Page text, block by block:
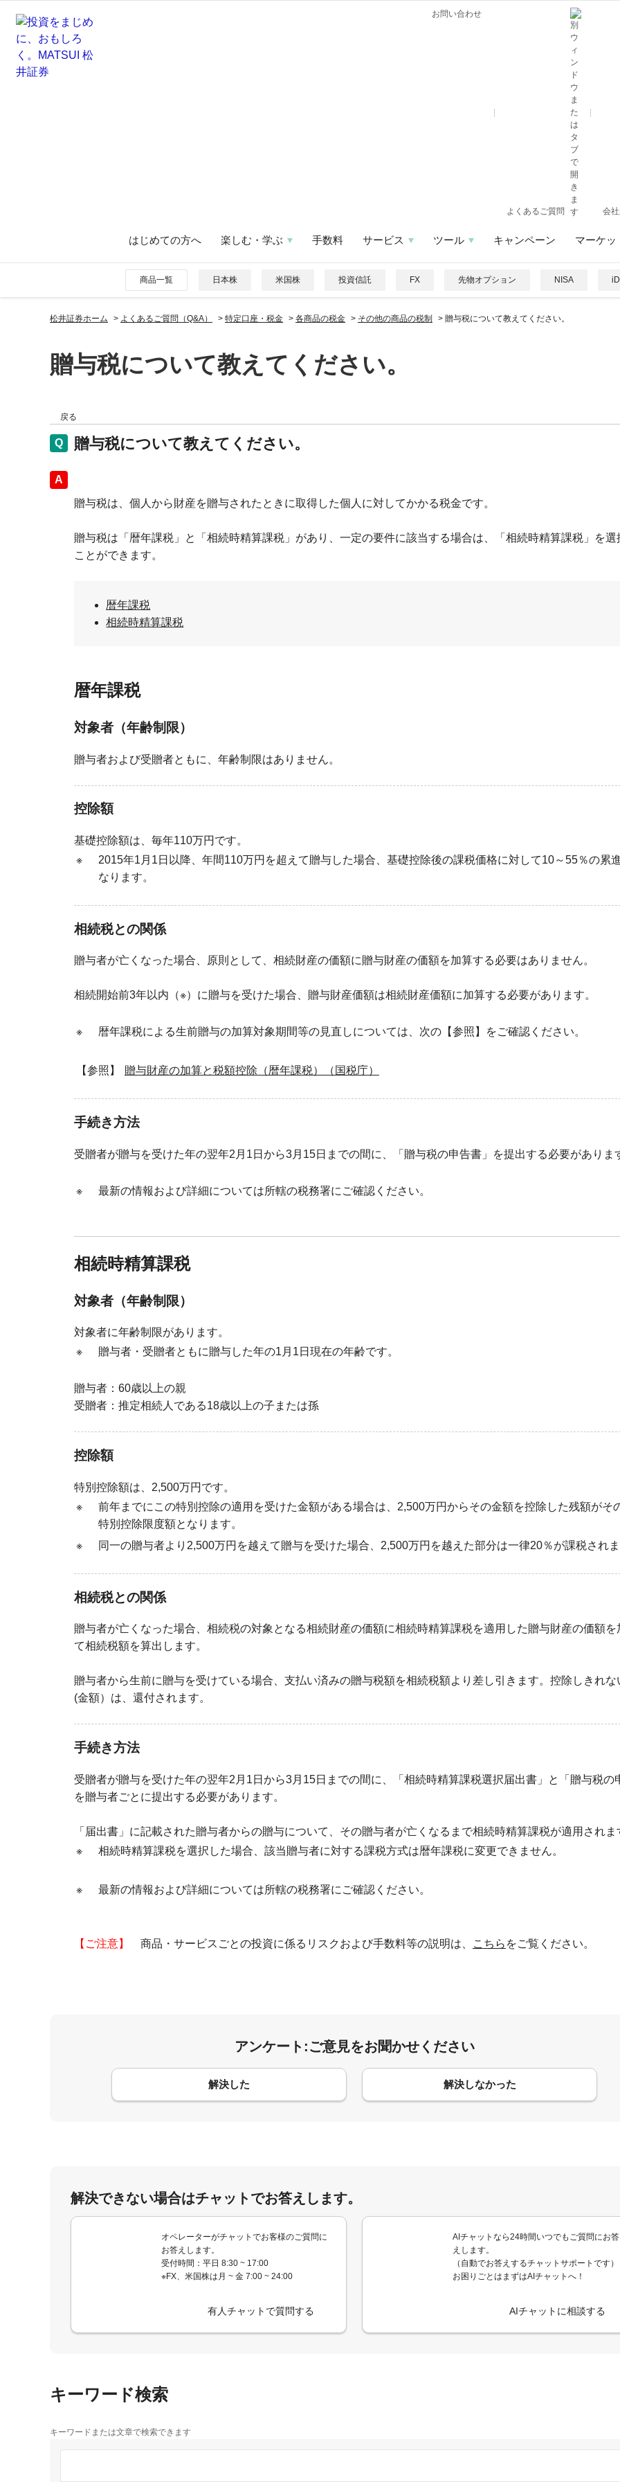
お問い合わせ
よくあるご質問 会
はじめての方へ 楽しむ・学ぶ 手数料 サービス ツール キャンペーン マーケッ
商品一覧 日本株 米国株 投資信託 FX 先物オプション NISA
松井証券ホーム > よくあるご質問（Q&A） > 特定口座・税金 > 各商品の税金 > その他の商品の税制 > 贈与税について教えてください。
贈与税について教えてください。
戻る
贈与税について教えてください。
回答
贈与税は、個人から財産を贈与されたときに取得した個人に対してかかる税金です。
贈与税は「暦年課税」と「相続時精算課税」があり、一定の要件に該当する場合は、「相続時精算課税」を選
ことができます。
暦年課税
相続時精算課税
暦年課税
対象者（年齢制限）
贈与者および受贈者ともに、年齢制限はありません。
控除額
基礎控除額は、毎年110万円です。
※
2015年1月1日以降、年間110万円を超えて贈与した場合、基礎控除後の課税価格に対して10～55％の累
なります。
相続税との関係
贈与者が亡くなった場合、原則として、相続財産の価額に贈与財産の価額を加算する必要はありません。
相続開始前3年以内（※）に贈与を受けた場合、贈与財産価額は相続財産価額に加算する必要があります。
※ 暦年課税による生前贈与の加算対象期間等の見直しについては、次の【参照】をご確認ください。
【参照】 贈与財産の加算と税額控除（暦年課税）（国税庁）
手続き方法
受贈者が贈与を受けた年の翌年2月1日から3月15日までの間に、「贈与税の申告書」を提出する必要がありま
※ 最新の情報および詳細については所轄の税務署にご確認ください。
相続時精算課税
対象者（年齢制限）
対象者に年齢制限があります。
※
贈与者・受贈者ともに贈与した年の1月1日現在の年齢です。
贈与者：60歳以上の親
受贈者：推定相続人である18歳以上の子または孫
控除額
特別控除額は、2,500万円です。
※
前年までにこの特別控除の適用を受けた金額がある場合は、2,500万円からその金額を控除した残額がそ
特別控除限度額となります。
※
同一の贈与者より2,500万円を越えて贈与を受けた場合、2,500万円を越えた部分は一律20％が課税され
相続税との関係
贈与者が亡くなった場合、相続税の対象となる相続財産の価額に相続時精算課税を適用した贈与財産の価額を
て相続税額を算出します。
贈与者から生前に贈与を受けている場合、支払い済みの贈与税額を相続税額より差し引きます。控除しきれな
(金額）は、還付されます。
手続き方法
受贈者が贈与を受けた年の翌年2月1日から3月15日までの間に、「相続時精算課税選択届出書」と「贈与税の
を贈与者ごとに提出する必要があります。
「届出書」に記載された贈与者からの贈与について、その贈与者が亡くなるまで相続時精算課税が適用されま
※
相続時精算課税を選択した場合、該当贈与者に対する課税方式は暦年課税に変更できません。
※ 最新の情報および詳細については所轄の税務署にご確認ください。
【ご注意】 商品・サービスごとの投資に係るリスクおよび手数料等の説明は、 こちら をご覧ください。
アンケート:ご意見をお聞かせください
解決した 解決しなかった
コメント
解決できない場合はチャットでお答えします。
オペレーターがチャットでお客様のご質問に
お答えします。
受付時間：平日 8:30 ~ 17:00
※FX、米国株は月 ~ 金 7:00 ~ 24:00
有人チャットで質問する
AIチャットなら24時間いつでもご質問にお答
えします。
（自動でお答えするチャットサポートです）
お困りごとはまずはAIチャットへ！
AIチャットに相談する
キーワード検索
キーワードまたは文章で検索できます